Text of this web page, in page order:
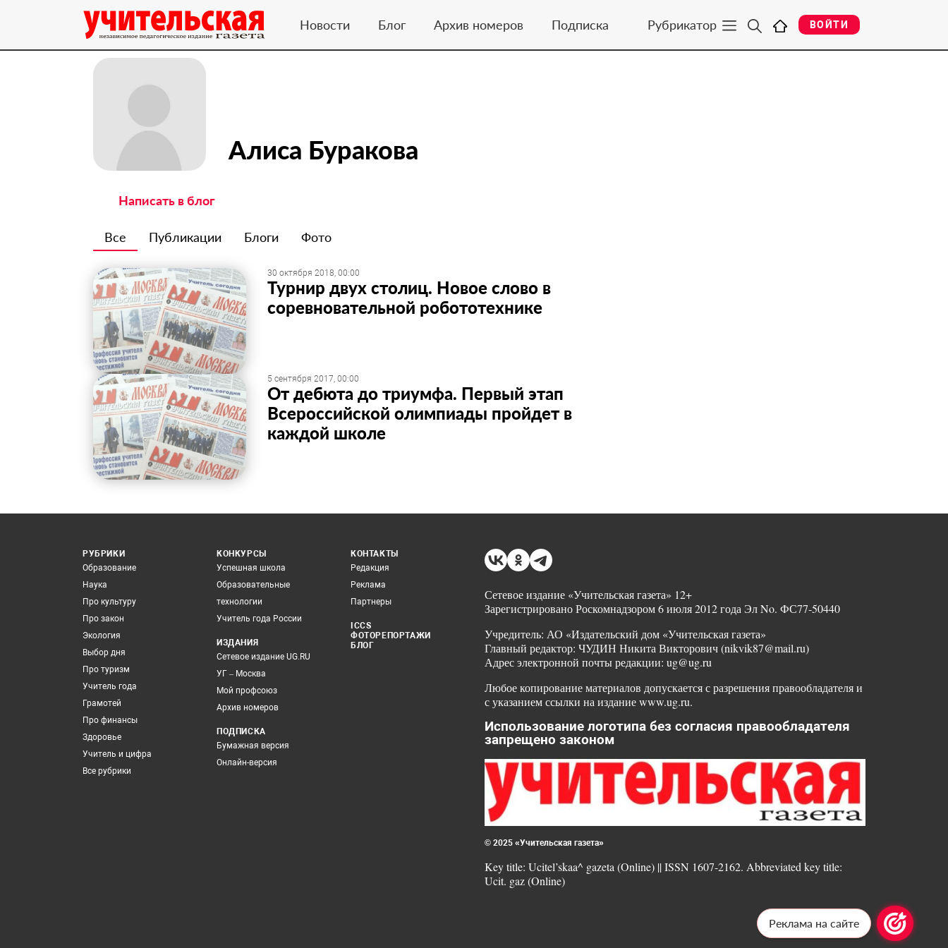
Новости Блог Архив номеров Подписка Рубрикатор ВОЙТИ
Алиса Буракова
Написать в блог
Все Публикации Блоги Фото
30 октября 2018, 00:00
Турнир двух столиц. Новое слово в
соревновательной робототехнике
5 сентября 2017, 00:00
От дебюта до триумфа. Первый этап
Всероссийской олимпиады пройдет в
каждой школе
РУБРИКИ
Образование
Наука
Про культуру
Про закон
Экология
Выбор дня
Про туризм
Учитель года
Грамотей
Про финансы
Здоровье
Учитель и цифра
Все рубрики
КОНКУРСЫ
Успешная школа
Образовательные
технологии
Учитель года России
ИЗДАНИЯ
Сетевое издание UG.RU
УГ – Москва
Мой профсоюз
Архив номеров
ПОДПИСКА
Бумажная версия
Онлайн-версия
КОНТАКТЫ
Редакция
Реклама
Партнеры
ICCS
ФОТОРЕПОРТАЖИ
БЛОГ
Сетевое издание «Учительская газета» 12+
Зарегистрировано Роскомнадзором 6 июля 2012 года Эл No. ФС77-50440
Учредитель: АО «Издательский дом «Учительская газета»
Главный редактор: ЧУДИН Никита Викторович (nikvik87@mail.ru)
Адрес электронной почты редакции: ug@ug.ru
Любое копирование материалов допускается с разрешения правообладателя и
с указанием ссылки на издание www.ug.ru.
Использование логотипа без согласия правообладателя
запрещено законом
© 2025 «Учительская газета»
Key title: Ucitel’skaa^ gazeta (Online) || ISSN 1607-2162. Abbreviated key title:
Ucit. gaz (Online)
Реклама на сайте